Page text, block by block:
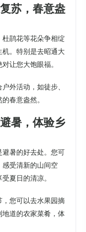
苏，春意盎
鹃花等花朵争相绽
。特别是去昭通大
让您大饱眼福。
外活动，如徒步、
春意盎然。
暑，体验乡
暑的好去处。您可
受清新的山间空
夏日的清凉。
您可以去水果园摘
道的农家菜肴，体